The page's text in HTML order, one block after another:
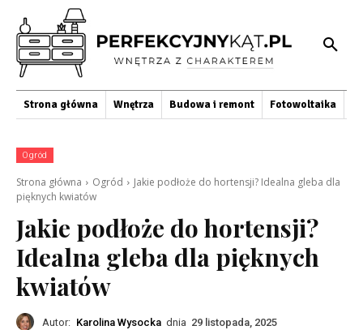
Strona główna Wnętrza Budowa i remont Fotowoltaika
Ogród
Strona główna Ogród
Jakie podłoże do hortensji? Idealna gleba dla
pięknych kwiatów
Jakie podłoże do hortensji?
Idealna gleba dla pięknych
kwiatów
Autor: Karolina Wysocka dnia 29 listopada, 2025